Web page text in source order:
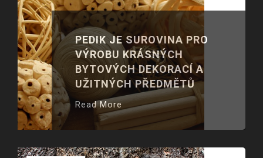
PEDIK JE SUROVINA PRO
VÝROBU KRÁSNÝCH
BYTOVÝCH DEKORACÍ A
UŽITNÝCH PŘEDMĚTŮ
Read More